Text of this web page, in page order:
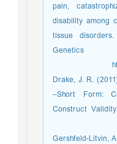
pain,
disability among
tissue
Drake, J. R.
–Short Form:
Construct
Gershfeld-Litvin,